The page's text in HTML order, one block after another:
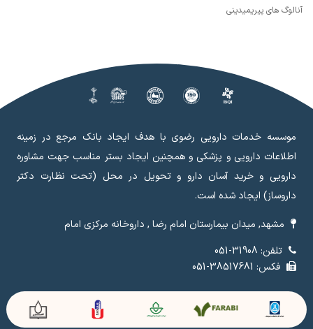
آنالوگ های پیریمیدینی
موسسه خدمات دارویی رضوی با هدف ایجاد بانک مرجع در زمینه
اطلاعات دارویی و پزشکی و همچنین ایجاد بستر مناسب جهت مشاوره
دارویی و خرید آسان دارو و تحویل در محل (تحت نظارت دکتر
داروساز) ایجاد شده است.
مشهد, میدان بیمارستان امام رضا , داروخانه مرکزی امام
تلفن: 31908-051
فکس: 38517681-051